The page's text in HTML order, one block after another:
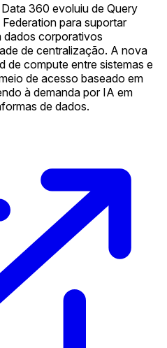
360 evoluiu de Query
para suportar
dados corporativos
de centralização. A nova
de compute entre sistemas e
de acesso baseado em
à demanda por IA em
de dados.